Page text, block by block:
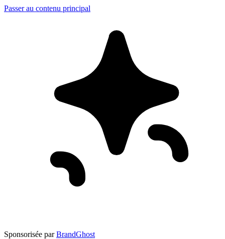
Passer au contenu principal
Sponsorisée par BrandGhost